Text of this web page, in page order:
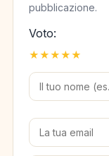
pubblicazione.
Voto:
★
★
★
★
★